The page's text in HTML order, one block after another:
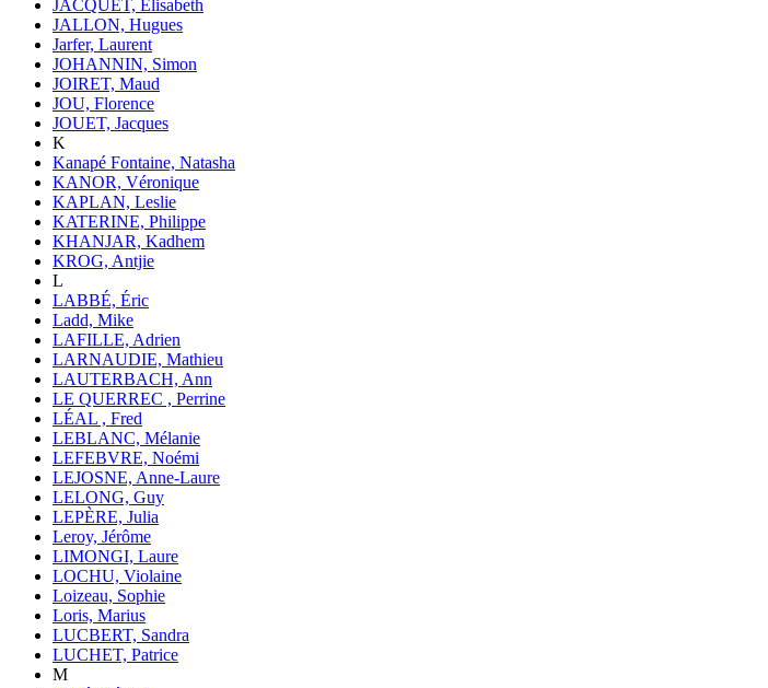
JACQUET, Élisabeth
JALLON, Hugues
Jarfer, Laurent
JOHANNIN, Simon
JOIRET, Maud
JOU, Florence
JOUET, Jacques
K
Kanapé Fontaine, Natasha
KANOR, Véronique
KAPLAN, Leslie
KATERINE, Philippe
KHANJAR, Kadhem
KROG, Antjie
L
LABBÉ, Éric
Ladd, Mike
LAFILLE, Adrien
LARNAUDIE, Mathieu
LAUTERBACH, Ann
LE QUERREC , Perrine
LÉAL , Fred
LEBLANC, Mélanie
LEFEBVRE, Noémi
LEJOSNE, Anne-Laure
LELONG, Guy
LEPÈRE, Julia
Leroy, Jérôme
LIMONGI, Laure
LOCHU, Violaine
Loizeau, Sophie
Loris, Marius
LUCBERT, Sandra
LUCHET, Patrice
M